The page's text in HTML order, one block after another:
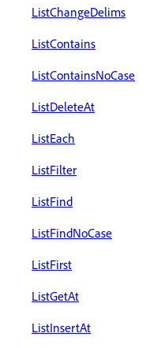
ListChangeDelims
ListContains
ListContainsNoCase
ListDeleteAt
ListEach
ListFilter
ListFind
ListFindNoCase
ListFirst
ListGetAt
ListInsertAt